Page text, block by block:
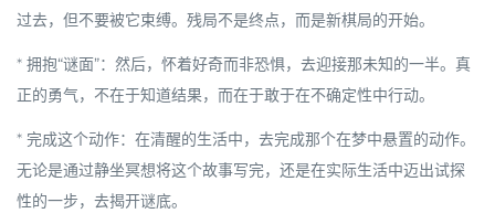
过去，但不要被它束缚。残局不是终点，而是新棋局的开始。
* 拥抱“谜面”：然后，怀着好奇而非恐惧，去迎接那未知的一半。真
正的勇气，不在于知道结果，而在于敢于在不确定性中行动。
* 完成这个动作：在清醒的生活中，去完成那个在梦中悬置的动作。
无论是通过静坐冥想将这个故事写完，还是在实际生活中迈出试探
性的一步，去揭开谜底。